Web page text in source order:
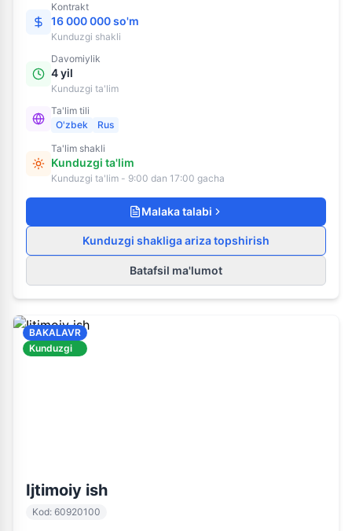
Kontrakt
16 000 000 so'm
Kunduzgi shakli
Davomiylik
4 yil
Kunduzgi ta'lim
Ta'lim tili
O'zbek
Rus
Ta'lim shakli
Kunduzgi ta'lim
Kunduzgi ta'lim - 9:00 dan 17:00 gacha
Malaka talabi
Kunduzgi shakliga ariza topshirish
Batafsil ma'lumot
BAKALAVR
Kunduzgi
Ijtimoiy ish
Kod: 60920100